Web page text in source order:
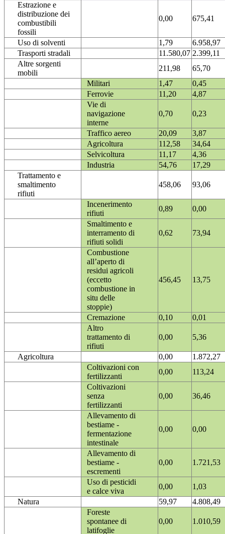
Estrazione e
distribuzione dei
combustibili
fossili
0,00 675,41
Uso di solventi 1,79
6.958,97
Trasporti stradali
11.580,07 2.399,11
Altre sorgenti
mobili
211,98
65,70
Militari
1,47
0,45
Ferrovie
11,20
4,87
Vie di
navigazione
interne
0,70 0,23
Traffico aereo 20,09
3,87
Agricoltura
112,58
34,64
Selvicoltura
11,17
4,36
Industria
54,76
17,29
Trattamento e
smaltimento
rifiuti
458,06 93,06
Incenerimento
rifiuti
0,89
0,00
Smaltimento e
interramento di
rifiuti solidi
0,62 73,94
Combustione
all’aperto di
residui agricoli
(eccetto
combustione in
situ delle
stoppie)
456,45 13,75
Cremazione 0,10
0,01
Altro
trattamento di
rifiuti
0,00 5,36
Agricoltura 0,00
1.872,27
Coltivazioni con
fertilizzanti
0,00
113,24
Coltivazioni
senza
fertilizzanti
0,00 36,46
Allevamento di
bestiame -
fermentazione
intestinale
0,00 0,00
Allevamento di
bestiame -
escrementi
0,00 1.721,53
Uso di pesticidi
e calce viva
0,00
1,03
Natura
59,97
4.808,49
Foreste
spontanee di
latifoglie
0,00 1.010,59